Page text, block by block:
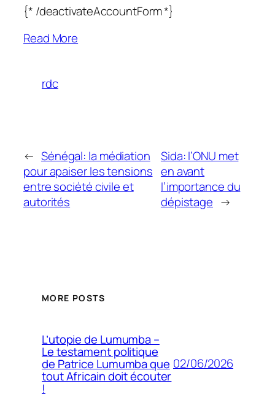
{* /deactivateAccountForm *}
Read More
rdc
← Sénégal: la médiation
pour apaiser les tensions
entre société civile et
autorités
Sida: l’ONU met
en avant
l’importance du
dépistage →
MORE POSTS
L’utopie de Lumumba –
Le testament politique
de Patrice Lumumba que
tout Africain doit écouter
!
02/06/2026